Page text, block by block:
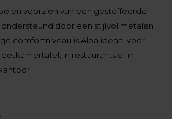
voorzien van een gestoffeerde
door een stijlvol metalen
comfortniveau is Aloa ideaal voor
in restaurants of in